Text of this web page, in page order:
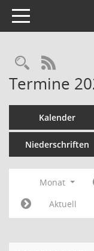
Toggle navigation
RSS-
Termine
Kalender
Niederschriften
Monat
Aktuell